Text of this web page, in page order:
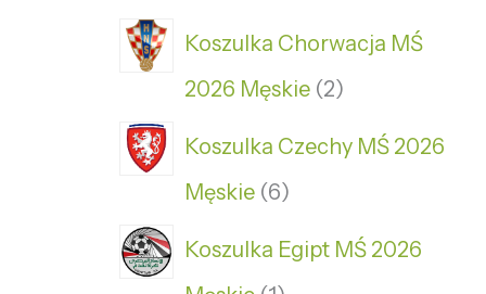
Koszulka Chorwacja MŚ
2026 Męskie 2
Koszulka Czechy MŚ 2026
Męskie 6
Koszulka Egipt MŚ 2026